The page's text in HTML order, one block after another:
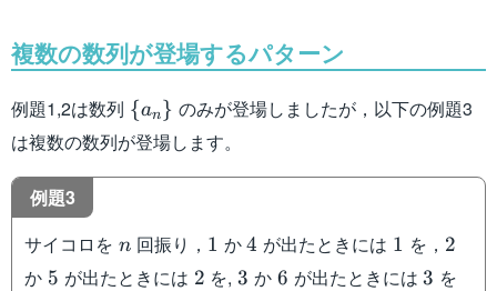
複数の数列が登場するパターン
例題1,2は数列 \
{a_n\}
{an} のみが登場しましたが，以下の例題3
は複数の数列が登場します。
例題3
サイコロを n
n 回振り， 1
1 か4
4 が出たときには 1
1 を， 2
2
か 5
5 が出たときには 2
2 を,3
3 か 6
6 が出たときには3
3 を